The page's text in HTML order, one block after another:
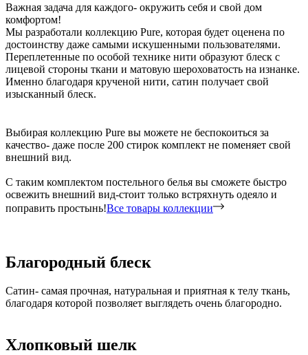
Важная задача для каждого- окружить себя и свой дом
комфортом!
Мы разработали коллекцию Pure, которая будет оценена по
достоинству даже самыми искушенными пользователями.
Переплетенные по особой технике нити образуют блеск с
лицевой стороны ткани и матовую шероховатость на изнанке.
Именно благодаря крученой нити, сатин получает свой
изысканный блеск.
Выбирая коллекцию Pure вы можете не беспокоиться за
качество- даже после 200 стирок комплект не поменяет свой
внешний вид.
С таким комплектом постельного белья вы сможете быстро
освежить внешний вид-стоит только встряхнуть одеяло и
поправить простынь!Все товары коллекции
Благородный блеск
Сатин- самая прочная, натуральная и приятная к телу ткань,
благодаря которой позволяет выглядеть очень благородно.
Хлопковый шелк